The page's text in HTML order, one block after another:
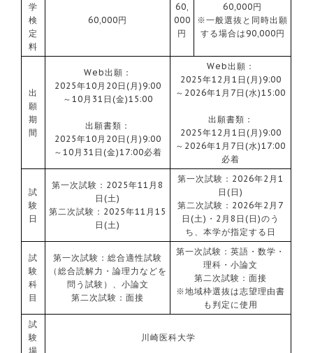
学
検
定
料
60,000円
60,
000
円
60,000円
※一般選抜と同時出願
する場合は90,000円
出
願
期
間
Web出願：
2025年10月20日(月)9:00
～10月31日(金)15:00
出願書類：
2025年10月20日(月)9:00
～10月31日(金)17:00必着
Web出願：
2025年12月1日(月)9:00
～2026年1月7日(水)15:00
出願書類：
2025年12月1日(月)9:00
～2026年1月7日(水)17:00
必着
試
験
日
第一次試験：2025年11月8
日(土)
第二次試験：2025年11月15
日(土)
第一次試験：2026年2月1
日(日)
第二次試験：2026年2月7
日(土)・2月8日(日)のう
ち、本学が指定する日
試
験
科
目
第一次試験：総合適性試験
（総合読解力・論理力などを
問う試験）、小論文
第二次試験：面接
第一次試験：英語・数学・
理科・小論文
第二次試験：面接
※地域枠選抜は志望理由書
も判定に使用
試
験
場
川崎医科大学